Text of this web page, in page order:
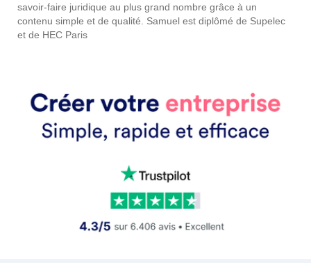
savoir-faire juridique au plus grand nombre grâce à un
contenu simple et de qualité. Samuel est diplômé de Supelec
et de HEC Paris